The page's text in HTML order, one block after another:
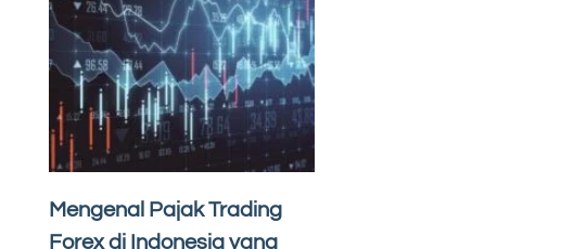
Mengenal Pajak Trading
Forex di Indonesia yang